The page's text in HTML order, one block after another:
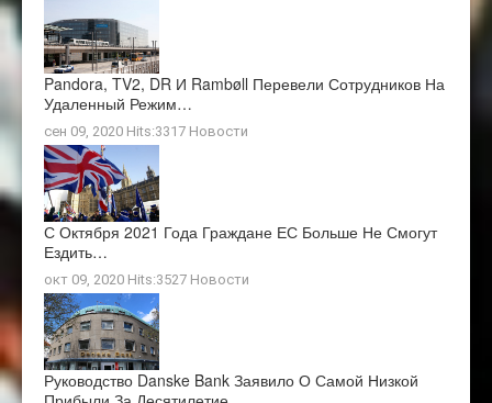
Pandora, TV2, DR И Rambøll Перевели Сотрудников На
Удаленный Режим…
сен 09, 2020 Hits:3317 Новости
С Октября 2021 Года Граждане ЕС Больше Не Смогут
Ездить…
окт 09, 2020 Hits:3527 Новости
Руководство Danske Bank Заявило О Самой Низкой